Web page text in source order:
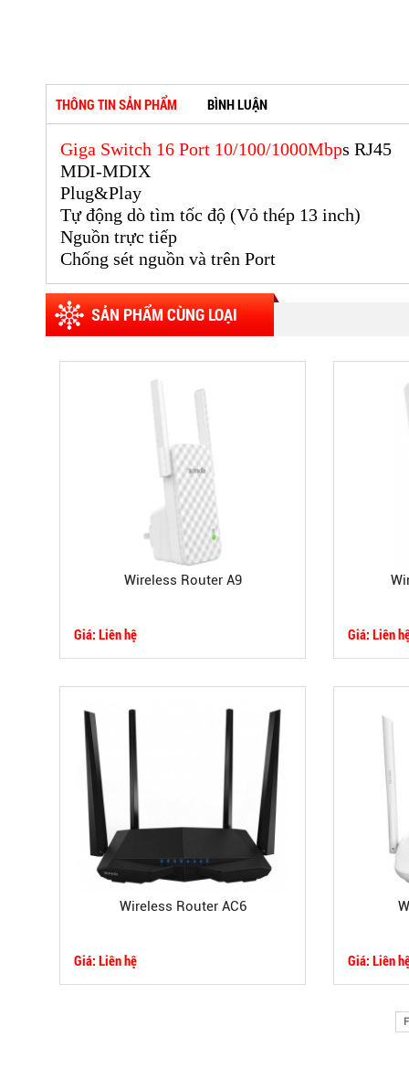
THÔNG TIN SẢN PHẨM BÌNH LUẬN
Giga Switch 16 Port 10/100/1000Mbps RJ45
MDI-MDIX
Plug&Play
Tự động dò tìm tốc độ (Vỏ thép 13 inch)
Nguồn trực tiếp
Chống sét nguồn và trên Port
SẢN PHẨM CÙNG LOẠI
Wireless Router A9
Giá: Liên hệ Giá: Liên
Wireless Router AC6
Giá: Liên hệ Giá: Liên